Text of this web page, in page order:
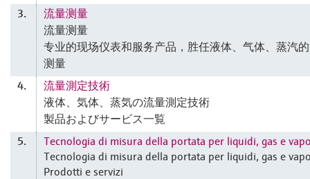
3.
流量测量
流量测量
专业的现场仪表和服务产品，胜任液体、气体、蒸汽
测量
4.
流量測定技術
液体、気体、蒸気の流量測定技術
製品およびサービス一覧
5.
Tecnologia di misura della portata per liquidi, gas e
Tecnologia di misura della portata per liquidi, gas e
Prodotti e servizi